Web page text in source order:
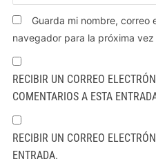
Guarda mi nombre, correo
navegador para la próxima
RECIBIR UN CORREO
COMENTARIOS A ESTA
RECIBIR UN CORREO
ENTRADA.